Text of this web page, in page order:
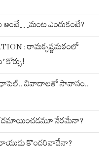
అంటే…మంట ఎందుకంటే?
: రామకృష్ణమఠంలో
ఛాపెల్.. వివాదాలతో సావాసం..
గదమాయించడమూ నేరమేనా?
కొందరివాడేనా?